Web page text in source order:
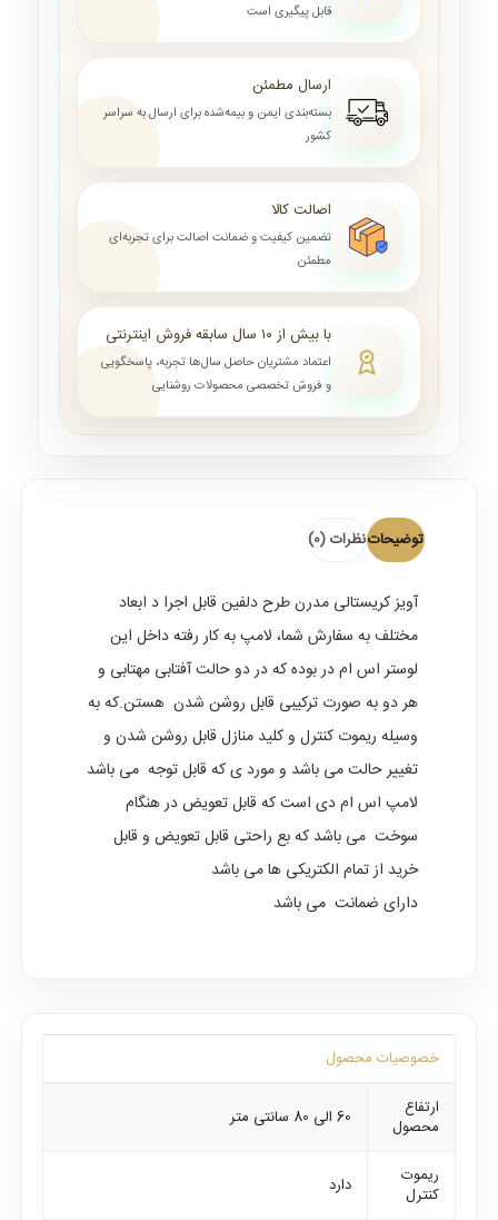
قابل پیگیری است
ارسال مطمئن
بسته‌بندی ایمن و بیمه‌شده برای ارسال به سراسر
کشور
اصالت کالا
تضمین کیفیت و ضمانت اصالت برای تجربه‌ای
مطمئن
با بیش از ۱۰ سال سابقه فروش اینترنتی
اعتماد مشتریان حاصل سال‌ها تجربه، پاسخگویی
و فروش تخصصی محصولات روشنایی
توضیحاتنظرات (0)
آویز کریستالی مدرن طرح دلفین قابل اجرا د ابعاد
مختلف به سفارش شما، لامپ به کار رفته داخل این
لوستر اس ام در بوده که در دو حالت آفتابی مهتابی و
هر دو به صورت ترکیبی قابل روشن شدن هستن.که به
وسیله ریموت کنترل و کلید منازل قابل روشن شدن و
تغییر حالت می باشد و مورد ی که قابل توجه می باشد
لامپ اس ام دی است که قابل تعویض در هنگام
سوخت می باشد که بع راحتی قابل تعویض و قابل
خرید از تمام الکتریکی ها می باشد
دارای ضمانت می باشد
خصوصیات محصول
ارتفاع
محصول
60 الی 80 سانتی متر
ریموت
کنترل
دارد